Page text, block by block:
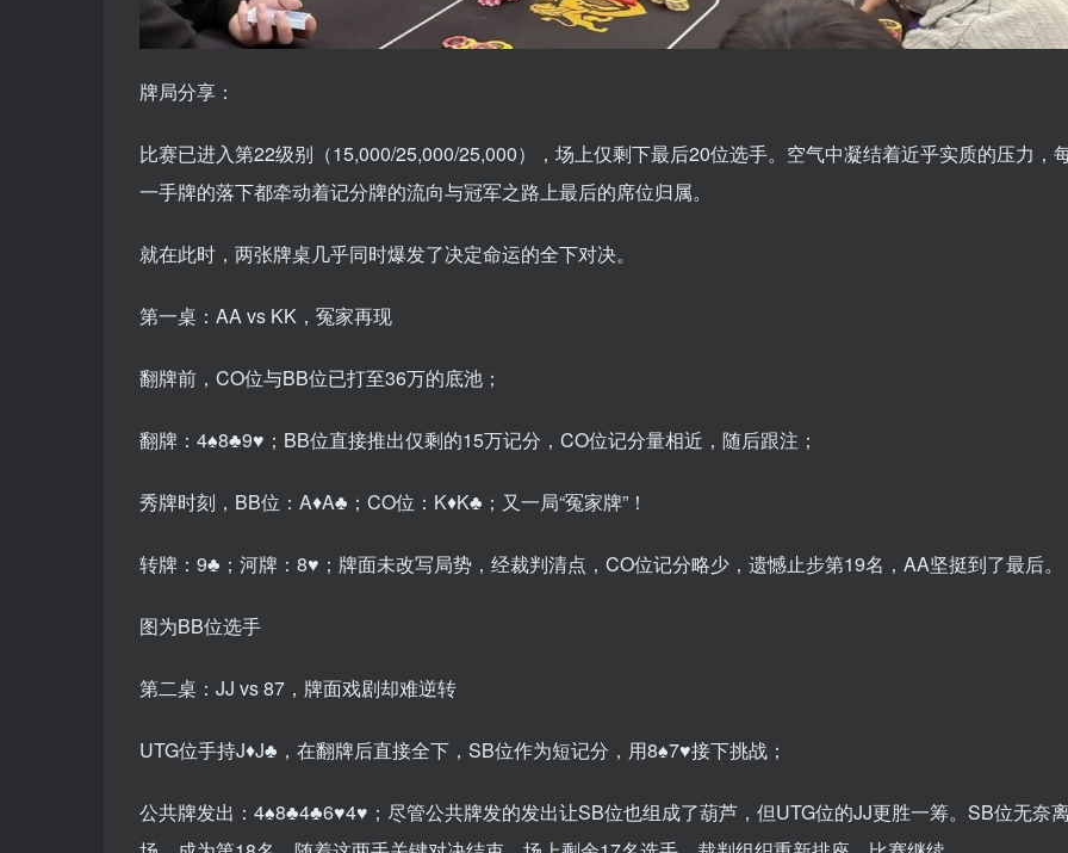
牌局分享：
比赛已进入第22级别（15,000/25,000/25,000），场上仅剩下最后20位选手。空气中凝结着近乎实质的压力，
一手牌的落下都牵动着记分牌的流向与冠军之路上最后的席位归属。
就在此时，两张牌桌几乎同时爆发了决定命运的全下对决。
第一桌：AA vs KK，冤家再现
翻牌前，CO位与BB位已打至36万的底池；
翻牌：4♠️8♣️9♥️；BB位直接推出仅剩的15万记分，CO位记分量相近，随后跟注；
秀牌时刻，BB位：A♦️A♣️；CO位：K♦️K♣️；又一局“冤家牌”！
转牌：9♣️；河牌：8♥️；牌面未改写局势，经裁判清点，CO位记分略少，遗憾止步第19名，AA坚挺到了最后。
图为BB位选手
第二桌：JJ vs 87，牌面戏剧却难逆转
UTG位手持J♦️J♣️，在翻牌后直接全下，SB位作为短记分，用8♠️7♥️接下挑战；
公共牌发出：4♠️8♣️4♣️6♥️4♥️；尽管公共牌发的发出让SB位也组成了葫芦，但UTG位的JJ更胜一筹。SB位无奈